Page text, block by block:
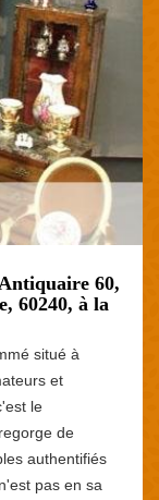
60,
60240, à la
situé à
et
le
de
authentifiés
pas en sa